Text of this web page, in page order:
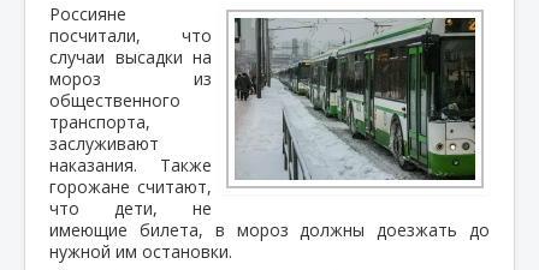
Россияне
посчитали, что
случаи высадки на
мороз из
общественного
транспорта,
заслуживают
наказания. Также
горожане считают,
что дети, не
имеющие билета, в мороз должны доезжать до
нужной им остановки.